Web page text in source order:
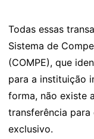
Todas essas
Sistema de
(COMPE), que
para a instituição
forma, não existe
transferência
exclusivo.